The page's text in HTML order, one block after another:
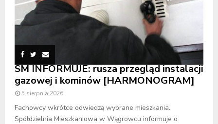
SM INFORMUJE: rusza przegląd instalacji
gazowej i kominów [HARMONOGRAM]
5 sierpnia 2026
Fachowcy wkrótce odwiedzą wybrane mieszkania.
Spółdzielnia Mieszkaniowa w Wągrowcu informuje o